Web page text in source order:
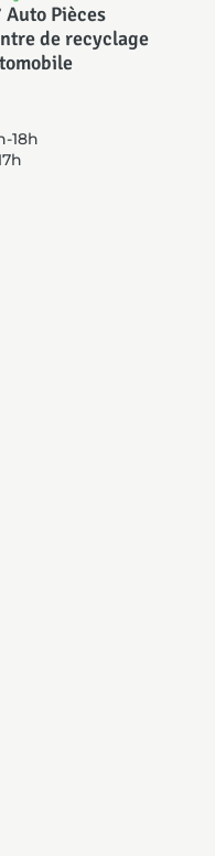
Auto Pièces
de recyclage
18h